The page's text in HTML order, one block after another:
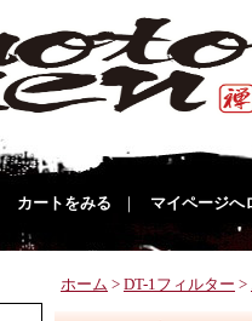
カートをみる マイページへ
ホーム > DT-1フィルター >